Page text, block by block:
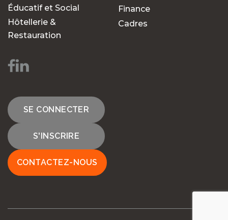
Éducatif et Social
Hôtellerie &
Restauration
Finance
Cadres
SE CONNECTER
S'INSCRIRE
CONTACTEZ-NOUS